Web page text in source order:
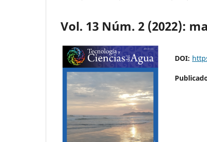
Vol. 13 Núm. 2 (2022):
DOI: